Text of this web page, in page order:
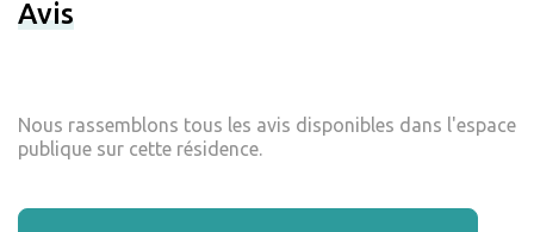
Avis
Nous rassemblons tous les avis disponibles dans l'espace
publique sur cette résidence.